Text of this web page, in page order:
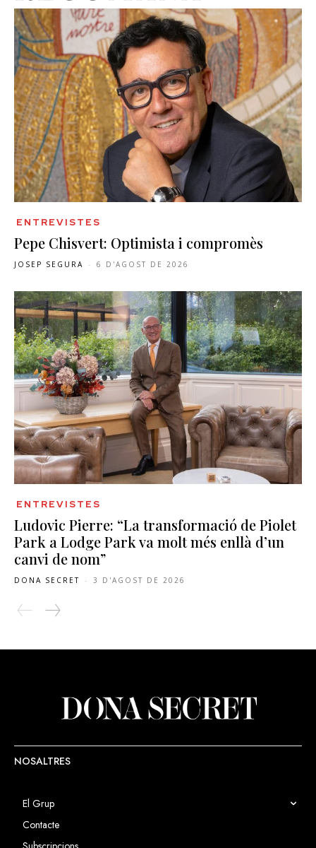
ENTREVISTES
Pepe Chisvert: Optimista i compromès
JOSEP SEGURA - 6 D'AGOST DE 2026
ENTREVISTES
Ludovic Pierre: “La transformació de Piolet
Park a Lodge Park va molt més enllà d’un
canvi de nom”
DONA SECRET - 3 D'AGOST DE 2026
NOSALTRES
El Grup
Contacte